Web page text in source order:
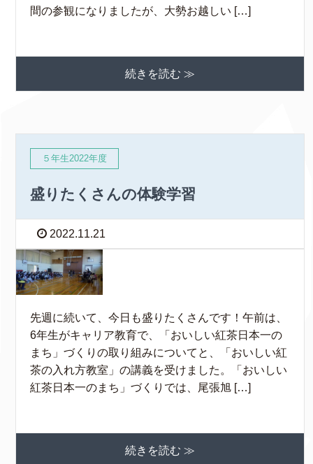
間の参観になりましたが、大勢お越しい […]
続きを読む ≫
５年生2022年度
盛りたくさんの体験学習
2022.11.21
先週に続いて、今日も盛りたくさんです！午前は、
6年生がキャリア教育で、「おいしい紅茶日本一の
まち」づくりの取り組みについてと、「おいしい紅
茶の入れ方教室」の講義を受けました。「おいしい
紅茶日本一のまち」づくりでは、尾張旭 […]
続きを読む ≫